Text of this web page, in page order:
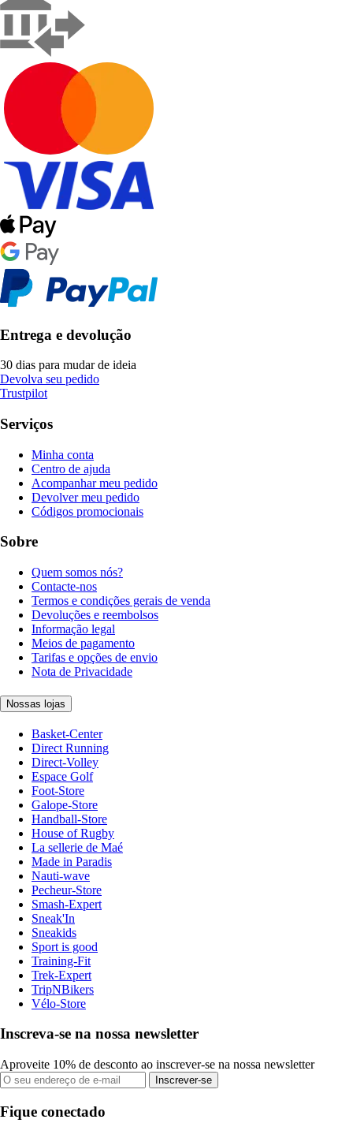
Entrega e devolução
30 dias para mudar de ideia
Devolva seu pedido
Trustpilot
Serviços
Minha conta
Centro de ajuda
Acompanhar meu pedido
Devolver meu pedido
Códigos promocionais
Sobre
Quem somos nós?
Contacte-nos
Termos e condições gerais de venda
Devoluções e reembolsos
Informação legal
Meios de pagamento
Tarifas e opções de envio
Nota de Privacidade
Nossas lojas
Basket-Center
Direct Running
Direct-Volley
Espace Golf
Foot-Store
Galope-Store
Handball-Store
House of Rugby
La sellerie de Maé
Made in Paradis
Nauti-wave
Pecheur-Store
Smash-Expert
Sneak'In
Sneakids
Sport is good
Training-Fit
Trek-Expert
TripNBikers
Vélo-Store
Inscreva-se na nossa newsletter
Aproveite 10% de desconto ao inscrever-se na nossa newsletter
Inscrever-se
Fique conectado